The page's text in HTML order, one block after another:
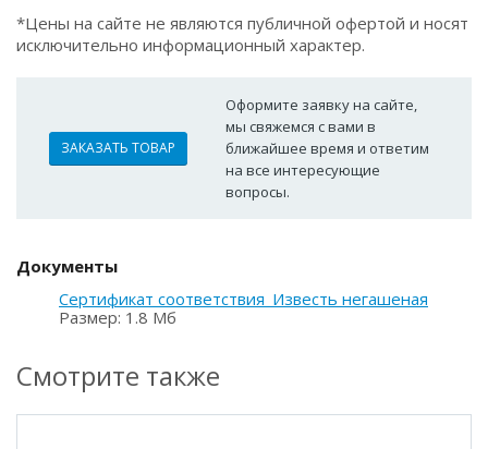
*Цены на сайте не являются публичной офертой и носят
исключительно информационный характер.
ЗАКАЗАТЬ ТОВАР
Оформите заявку на сайте,
мы свяжемся с вами в
ближайшее время и ответим
на все интересующие
вопросы.
Документы
Сертификат соответствия_Известь негашеная
Размер: 1.8 Мб
Смотрите также